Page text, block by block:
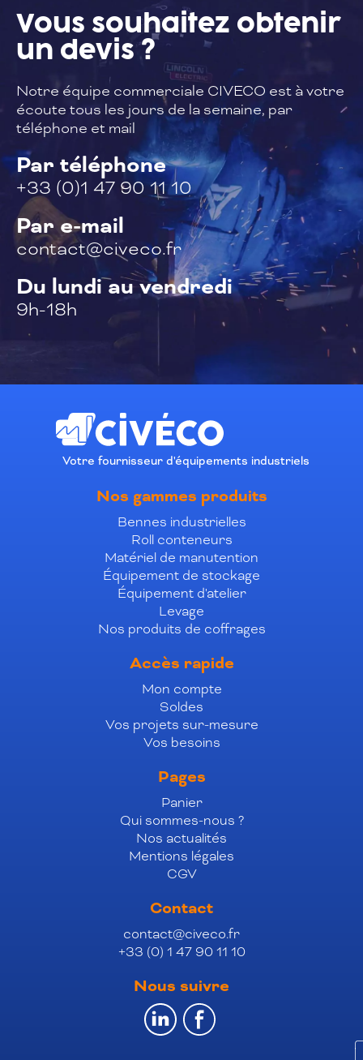
Vous souhaitez obtenir
un devis ?
Notre équipe commerciale CIVECO est àvotre
écoute tous les jours de la semaine, par
téléphone et mail
Par téléphone
+33 (0)1 47 90 11 10
Par e-mail
contact@civeco.fr
Du lundi au vendredi
9h-18h
Votre fournisseur d'équipements industriels
Nos gammes produits
Bennes industrielles
Roll conteneurs
Matériel de manutention
Équipement de stockage
Équipement d'atelier
Levage
Nos produits de coffrages
Accès rapide
Mon compte
Soldes
Vos projets sur-mesure
Vos besoins
Pages
Panier
Qui sommes-nous ?
Nos actualités
Mentions légales
CGV
Contact
contact@civeco.fr
+33 (0) 1 47 90 11 10
Nous suivre